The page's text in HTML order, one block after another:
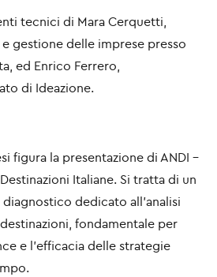
tecnici di Mara Cerquetti,
gestione delle imprese presso
ed Enrico Ferrero,
di Ideazione.
figura la presentazione di ANDI –
Italiane. Si tratta di un
dedicato all’analisi
fondamentale per
e l’efficacia delle strategie